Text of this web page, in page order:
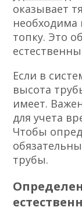
оказывает
необходима
топку. Это
Если в
высота
имеет.
для учета
Чтобы
трубы.